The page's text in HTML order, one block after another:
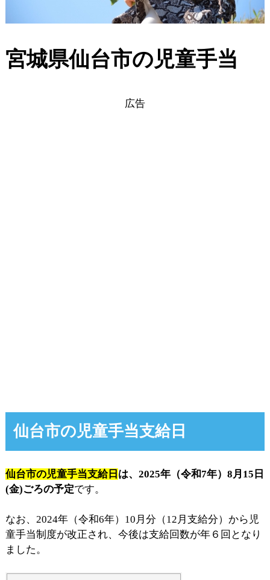
宮城県仙台市の児童手当
仙台市の児童手当支給日
仙台市の児童手当支給日 は、2025年（令和7年）8月15日
(金)ごろの予定です。
なお、2024年（令和6年）10月分（12月支給分）から児
童手当制度が改正され、今後は支給回数が年６回となり
ました。